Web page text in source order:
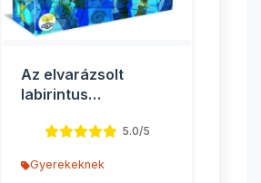
Az elvarázsolt
labirintus
5.0/5
Gyerekeknek